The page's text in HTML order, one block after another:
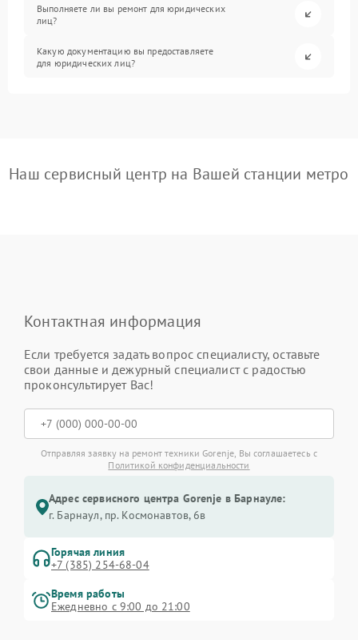
Выполняете ли вы ремонт для юридических
лиц?
Какую документацию вы предоставляете
для юридических лиц?
Наш сервисный центр на Вашей станции метро
Контактная информация
Если требуется задать вопрос специалисту, оставьте
свои данные и дежурный специалист с радостью
проконсультирует Вас!
Отправляя заявку на ремонт техники Gorenje, Вы соглашаетесь с
Политикой конфиденциальности
Адрес сервисного центра Gorenje в Барнауле:
г. Барнаул, ​пр. Космонавтов, 6в
Горячая линия
+7 (385) 254-68-04
Время работы
Ежедневно с 9:00 до 21:00